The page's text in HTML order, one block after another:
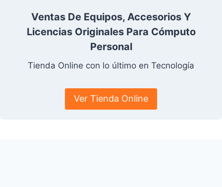
Ventas De Equipos, Accesorios Y
Licencias Originales Para Cómputo
Personal
Tienda Online con lo último en Tecnología
Ver Tienda Online